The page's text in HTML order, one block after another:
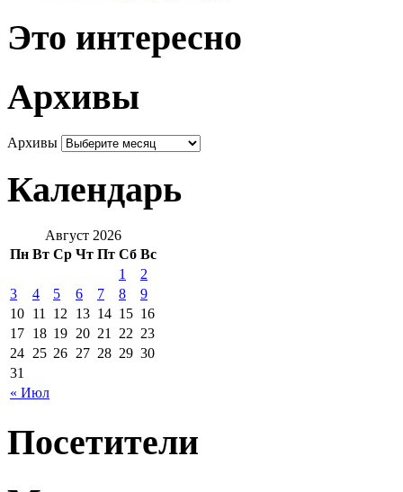
Это интересно
Архивы
Архивы
Календарь
Август 2026
Пн Вт Ср Чт Пт Сб Вс
« Июл
1
2
3
4 5 6 7 8
9
10 11 12 13 14 15 16
17 18 19 20 21 22 23
24 25 26 27 28 29 30
31
Посетители